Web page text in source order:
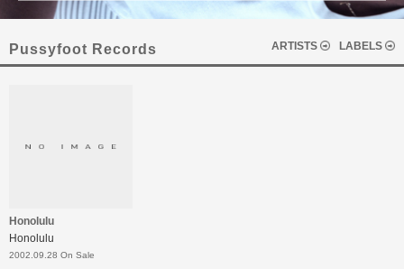
Pussyfoot Records ARTISTS LABELS
Honolulu
Honolulu
2002.09.28 On Sale